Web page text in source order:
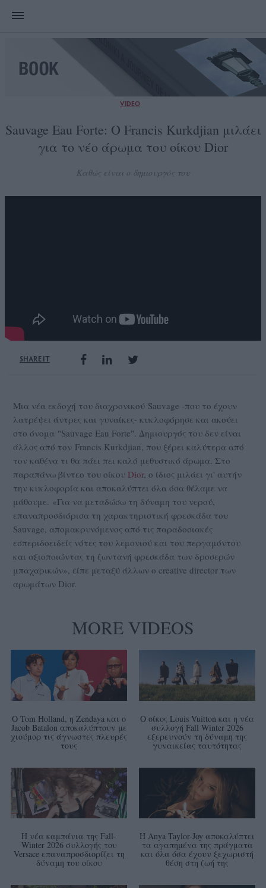
VIDEO
Sauvage Eau Forte: Ο Francis Kurkdjian μιλάει
για το νέο άρωμα του οίκου Dior
Καθώς είναι ο δημιουργός του
SHARE IT
Μια νέα εκδοχή του διαχρονικού Sauvage -που το έχουν
λατρέψει άντρες και γυναίκες- κυκλοφόρησε και ακούει
στο όνομα "Sauvage Eau Forte". Δημιουργός του δεν είναι
άλλος από τον Francis Kurkdjian, που ξέρει καλύτερα από
τον καθένα τι θα πάει πει καλό μεθυστικό άρωμα. Στο
παραπάνω βίντεο του οίκου Dior, o ίδιος μιλάει γι' αυτήν
την κυκλοφορία και αποκαλύπτει όλα όσα θέλαμε να
μάθουμε. «Για να μεταδώσω τη δύναμη του νερού,
επαναπροσδιόρισα τη χαρακτηριστική φρεσκάδα του
Sauvage, απομακρυνόμενος από τις παραδοσιακές
εσπεριδοειδείς νότες του λεμονιού και του περγαμόντου
και αξιοποιώντας τη ζωντανή φρεσκάδα των δροσερών
μπαχαρικών», είπε μεταξύ άλλων ο creative director των
αρωμάτων Dior.
MORE VIDEOS
Ο Tom Holland, η Zendaya και ο
Jacob Batalon αποκαλύπτουν με
χιούμορ τις άγνωστες πλευρές
τους
Ο οίκος Louis Vuitton και η νέα
συλλογή Fall Winter 2026
εξερευνούν τη δύναμη της
γυναικείας ταυτότητας
Η νέα καμπάνια της Fall-
Winter 2026 συλλογής του
Versace επαναπροσδιορίζει τη
δύναμη του οίκου
Η Anya Taylor-Joy αποκαλύπτει
τα αγαπημένα της πράγματα
και όλα όσα έχουν ξεχωριστή
θέση στη ζωή της